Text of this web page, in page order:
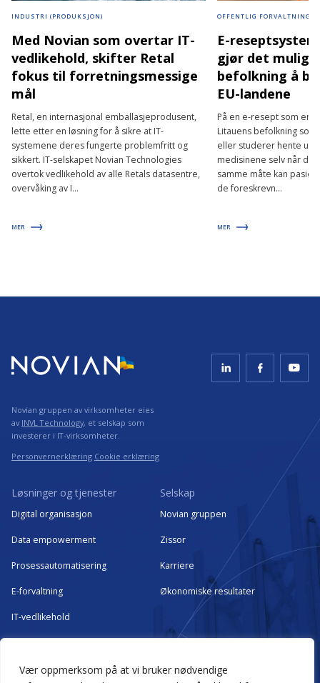
Vær oppmerksom på at vi bruker nødvendige
INDUSTRI (PRODUKSJON)
Med Novian som overtar IT-
vedlikehold, skifter Retal
fokus til forretningsmessige
mål
Retal, en internasjonal emballasjeprodusent,
lette etter en løsning for å sikre at IT-
systemene deres fungerte problemfritt og
sikkert. IT-selskapet Novian Technologies
overtok vedlikehold av alle Retals datasentre,
overvåking av I...
MER
OFFENTLIG FORVALTNING
E-
gjør det mulig
befolkning å
EU-landene
På en e-resept som er
Litauens befolkning
eller studerer hente ut
medisinene selv når de
samme måte kan
de foreskrevn...
MER
Novian gruppen av virksomheter eies
av INVL Technology, et selskap som
investerer i IT-virksomheter.
Personvernerklæring Cookie erklæring
Løsninger og tjenester
Digital organisasjon
Data empowerment
Prosessautomatisering
E-forvaltning
IT-vedlikehold
Selskap
Novian gruppen
Zissor
Karriere
Økonomiske resultater